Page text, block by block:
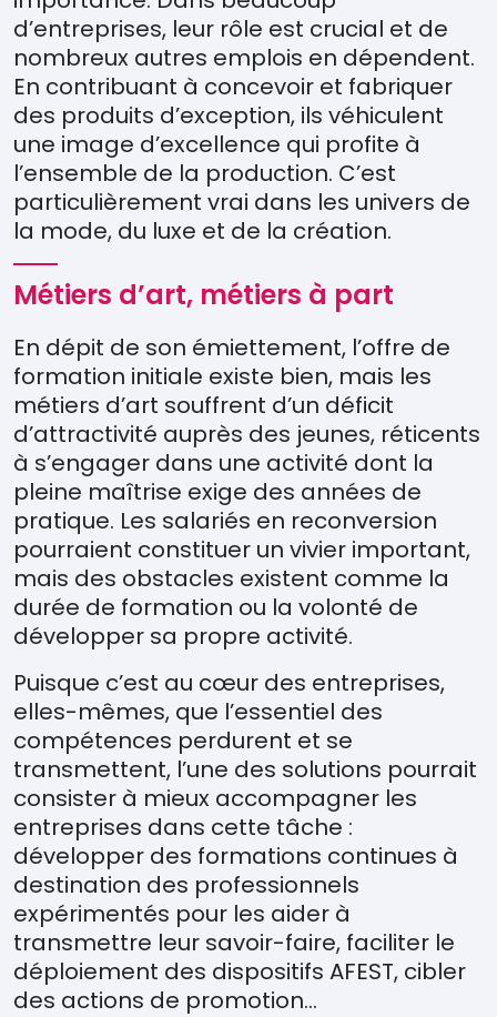
d’entreprises, leur rôle est crucial et de
nombreux autres emplois en dépendent.
En contribuant à concevoir et fabriquer
des produits d’exception, ils véhiculent
une image d’excellence qui profite à
l’ensemble de la production. C’est
particulièrement vrai dans les univers de
la mode, du luxe et de la création.
Métiers d’art, métiers à part
En dépit de son émiettement, l’offre de
formation initiale existe bien, mais les
métiers d’art souffrent d’un déficit
d’attractivité auprès des jeunes, réticents
à s’engager dans une activité dont la
pleine maîtrise exige des années de
pratique. Les salariés en reconversion
pourraient constituer un vivier important,
mais des obstacles existent comme la
durée de formation ou la volonté de
développer sa propre activité.
Puisque c’est au cœur des entreprises,
elles-mêmes, que l’essentiel des
compétences perdurent et se
transmettent, l’une des solutions pourrait
consister à mieux accompagner les
entreprises dans cette tâche :
développer des formations continues à
destination des professionnels
expérimentés pour les aider à
transmettre leur savoir-faire, faciliter le
déploiement des dispositifs AFEST, cibler
des actions de promotion…